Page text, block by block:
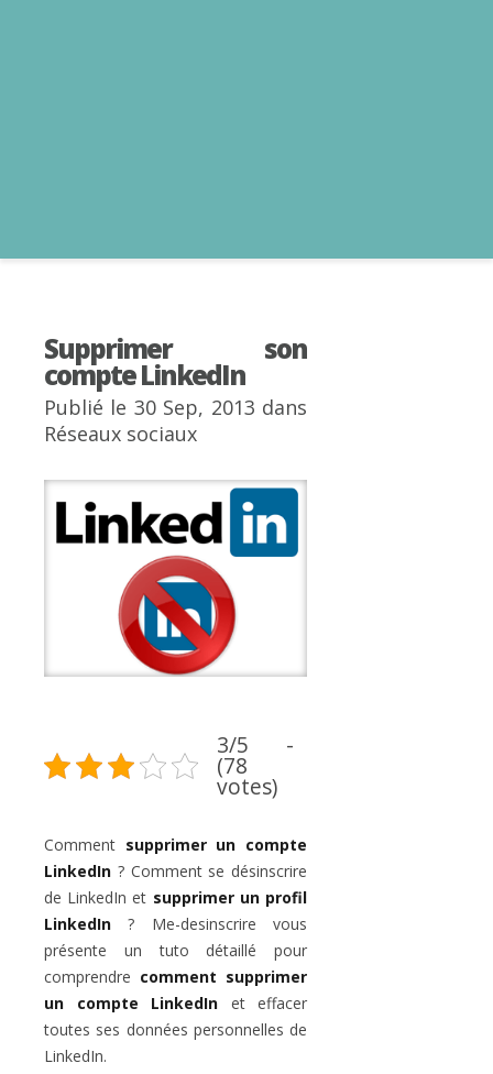
Supprimer son
compte LinkedIn
Publié le 30 Sep, 2013 dans
Réseaux sociaux
3/5 -
(78
votes)
Comment supprimer un compte
LinkedIn ? Comment se désinscrire
de LinkedIn et supprimer un profil
LinkedIn ? Me-desinscrire vous
présente un tuto détaillé pour
comprendre comment supprimer
un compte LinkedIn et effacer
toutes ses données personnelles de
LinkedIn.